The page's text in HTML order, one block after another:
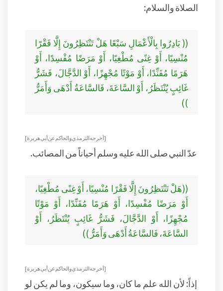
الصلاة والسلام:
(( بَادِرُوا بِالْأَعْمَالِ سَبْعًا هَلْ تَنْتَظِرُونَ إِلَّا فَقْرًا
مُنْسِيًا، أَوْ غِنًى مُطْغِيًا، أَوْ مَرَضًا مُفْسِدًا، أَوْ
هَرَمًا مُفَنِّدًا، أَوْ مَوْتًا مُجْهِزًا، أَوْ الدَّجَّالَ، فَشَرُّ
غَائِبٍ يُنْتَظَرُ، أَوْ السَّاعَةَ، فَالسَّاعَةُ أَدْهَى وَأَمَرُّ
))
[ أخرجه الترمذي والحاكم عن أبي هريرة ]
عدّ النبي صلى الله عليه وسلم أحياناً من المصائب.
((هَلْ تَنْتَظِرُونَ إِلَّا فَقْرًا مُنْسِيًا، أَوْ غِنًى مُطْغِيًا،
أَوْ مَرَضًا مُفْسِدًا، أَوْ هَرَمًا مُفَنِّدًا، أَوْ مَوْتًا
مُجْهِزًا، أَوْ الدَّجَّالَ، فَشَرُّ غَائِبٍ يُنْتَظَرُ، أَوْ
السَّاعَةَ، فَالسَّاعَةُ أَدْهَى وَأَمَرُّ ))
[ أخرجه الترمذي والحاكم عن أبي هريرة ]
إذاً: لأن الله علم ما كان، وما سيكون، وما لم يكن لو